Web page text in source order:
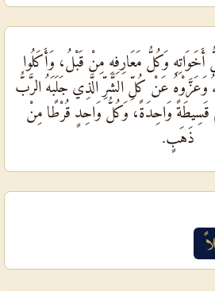
أَخَوَاتِهِ وَكُلُّ مَعَارِفِهِ مِنْ قَبْلُ، وَأَكَلُوا
لَهُ وَعَزَّوْهُ عَنْ كُلِّ الشَّرِّ الَّذِي جَلَبَهُ الرَّبُّ
قَسِيطَةً وَاحِدَةً، وَكُلُّ وَاحِدٍ قُرْطًا مِنْ
ذَهَبٍ.